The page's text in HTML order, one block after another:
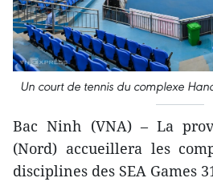
Un court de tennis du complexe
Bac Ninh (VNA) – La
(Nord) accueillera les
disciplines des SEA Games